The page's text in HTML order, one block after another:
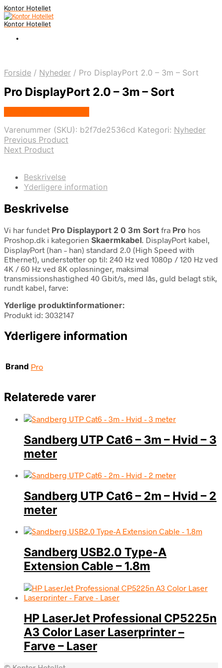
Kontor Hotellet
Kontor Hotellet
Forside / Nyheder / Pro DisplayPort 2.0 – 3m – Sort
Pro DisplayPort 2.0 – 3m – Sort
Varenummer (SKU): b2f7de2536cd Kategori: Nyheder
Previous Product
Next Product
Beskrivelse
Yderligere information
Beskrivelse
Vi har fundet Pro Displayport 2 0 3m Sort fra Pro hos
Proshop.dk i kategorien Skaermkabel. DisplayPort kabel,
DisplayPort (han – han) standard 2.0 (High Speed with
Ethernet), understøtter op til: 240 Hz ved 1080p / 120 Hz ved
4K / 60 Hz ved 8K opløsninger, maksimal
transmissionshastighed 40 Gbit/s, med lås, guld belagt stik,
rundt kabel, farve:
Yderlige produktinformationer:
Produkt id: 3032147
Yderligere information
Brand Pro
Relaterede varer
Sandberg UTP Cat6 – 3m – Hvid – 3
meter
Sandberg UTP Cat6 – 2m – Hvid – 2
meter
Sandberg USB2.0 Type-A
Extension Cable – 1.8m
HP LaserJet Professional CP5225n
A3 Color Laser Laserprinter –
Farve – Laser